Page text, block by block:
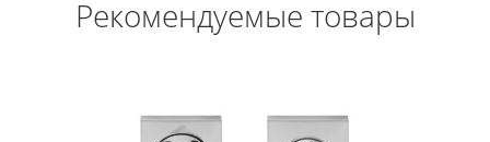
Рекомендуемые товары